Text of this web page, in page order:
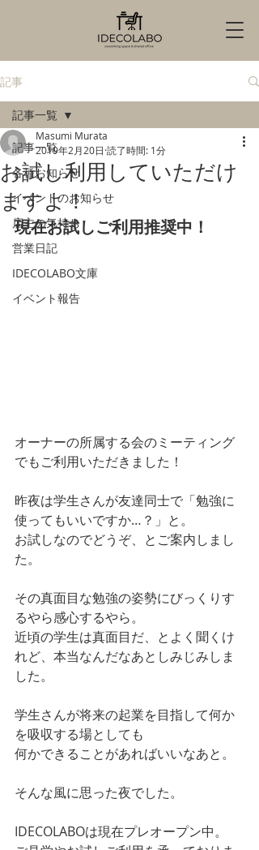
記事
記事一覧
各種お知らせ
イベントのお知らせ
店主の気持ち
営業日記
IDECOLABO文庫
イベント報告
記事一覧
お試し利用していただけ
ますよ！
Masumi Murata
2019年2月20日 読了時間: 1分
現在お試しご利用推奨中！
オーナーの所属する会のミーティング
でもご利用いただきました！
昨夜は学生さんが友達同士で「勉強に
使ってもいいですか…？」と。
お試しなのでどうぞ、とご案内しまし
た。
その真面目な勉強の姿勢にびっくりす
るやら感心するやら。
近頃の学生は真面目だ、とよく聞くけ
れど、本当なんだなあとしみじみしま
した。
学生さんが将来の起業を目指して何か
を吸収する場としても
何かできることがあればいいなあと。
そんな風に思った夜でした。
IDECOLABOは現在プレオープン中。